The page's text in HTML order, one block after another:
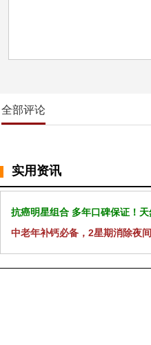
全部评论
实用资讯
抗癌明星组合 多年口碑保证！
中老年补钙必备，2星期消除夜